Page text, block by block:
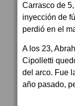
Carrasco de
inyección de
perdió en el
A los 23,
Cipolletti
del arco. Fue
año pasado,